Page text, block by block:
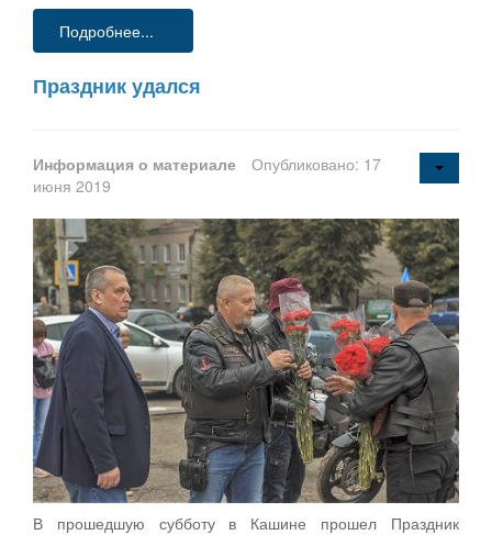
Подробнее...
Праздник удался
Информация о материале
Опубликовано: 17
июня 2019
В прошедшую субботу в Кашине прошел Праздник